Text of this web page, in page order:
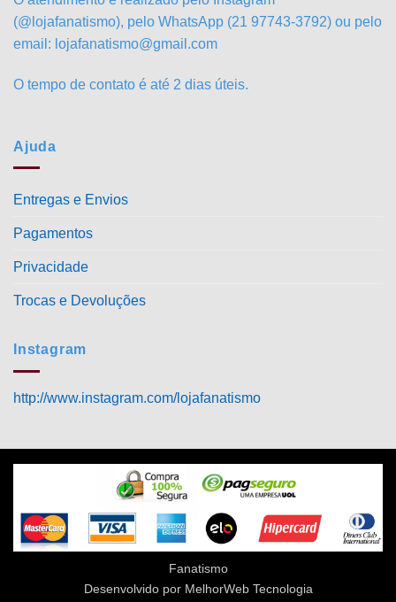
(@lojafanatismo), pelo WhatsApp (21 97743-3792) ou pelo
email: lojafanatismo@gmail.com
O tempo de contato é até 2 dias úteis.
Ajuda
Entregas e Envios
Pagamentos
Privacidade
Trocas e Devoluções
Instagram
http://www.instagram.com/lojafanatismo
Fanatismo
Desenvolvido por MelhorWeb Tecnologia